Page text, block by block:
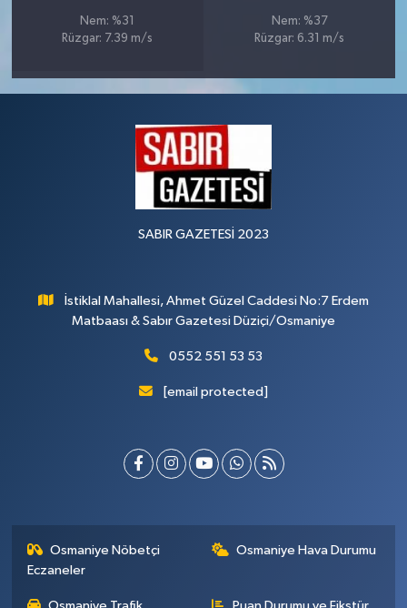
Nem: %31
Rüzgar: 7.39 m/s
Nem: %37
Rüzgar: 6.31 m/s
SABIR GAZETESİ 2023
İstiklal Mahallesi, Ahmet Güzel Caddesi No:7 Erdem
Matbaası & Sabır Gazetesi Düziçi/Osmaniye
0552 551 53 53
[email protected]
Osmaniye Nöbetçi
Eczaneler
Osmaniye Hava Durumu